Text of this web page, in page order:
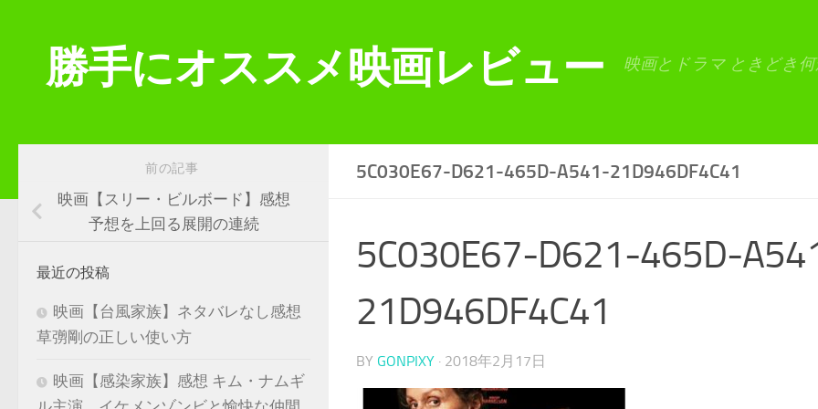
勝手にオススメ映画レビュー 映画とドラマ ときどき
5C030E67-D621-465D-A541-21D946DF4C41
5C030E67-D621-465D-
21D946DF4C41
BY GONPIXY · 2018年2月17日
前の記事
映画【スリー・ビルボード】感想
予想を上回る展開の連続
最近の投稿
映画【台風家族】ネタバレなし感想
草彅剛の正しい使い方
映画【感染家族】感想 キム・ナムギ